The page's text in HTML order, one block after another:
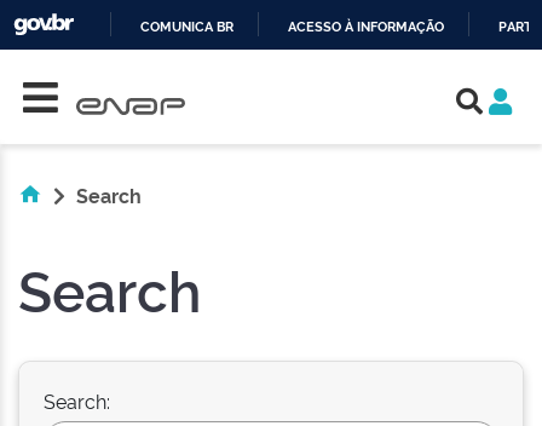
COMUNICA BR ACESSO À INFORMAÇÃO
Search
Search
Search: